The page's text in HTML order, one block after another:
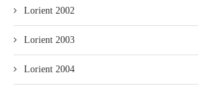
Lorient 2002
Lorient 2003
Lorient 2004